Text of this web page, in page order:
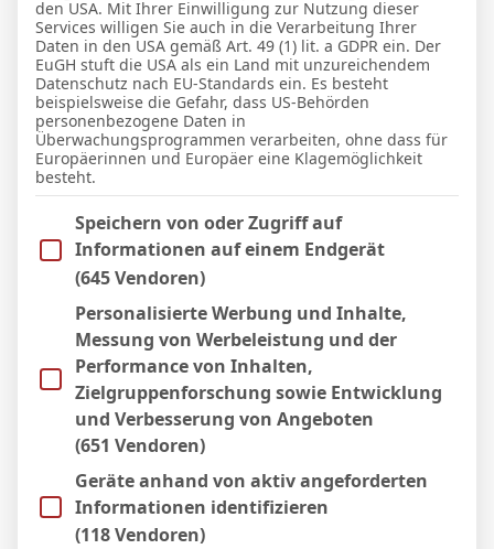
La Liga 2025-2026
4 0 4 88′
LETZTE BEGEGNUNGEN
Datum Ergebnis
La Liga 2025-2026
13 Apr. 2026
Auswärts
N
1:0
5 Apr. 2026
Heim
S
2:0
9`
21 März 2026
Auswärts 1:2
14 März 2026 N
den USA. Mit Ihrer Einwilligung zur Nutzung dieser
Services willigen Sie auch in die Verarbeitung Ihrer
Daten in den USA gemäß Art. 49 (1) lit. a GDPR ein. Der
EuGH stuft die USA als ein Land mit unzureichendem
Datenschutz nach EU-Standards ein. Es besteht
beispielsweise die Gefahr, dass US-Behörden
personenbezogene Daten in
Überwachungsprogrammen verarbeiten, ohne dass für
Europäerinnen und Europäer eine Klagemöglichkeit
besteht.
Im Folgenden finden Sie eine Liste der Zwecke des IAB
Speichern von oder Zugriff auf
Informationen auf einem Endgerät
(645 Vendoren)
Personalisierte Werbung und Inhalte,
Messung von Werbeleistung und der
Performance von Inhalten,
Zielgruppenforschung sowie Entwicklung
und Verbesserung von Angeboten
(651 Vendoren)
Geräte anhand von aktiv angeforderten
Informationen identifizieren
(118 Vendoren)